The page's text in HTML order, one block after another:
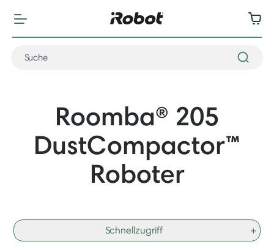
Roomba® 205
DustCompactor™
Roboter
Schnellzugriff +